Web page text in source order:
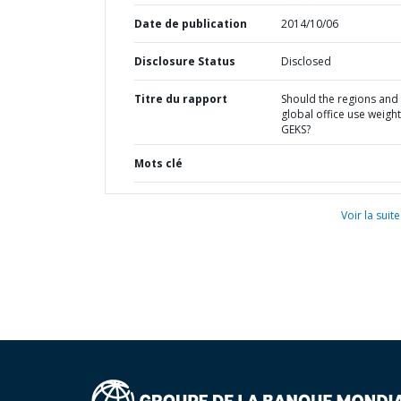
Date de publication 2014/10/06
Disclosure Status Disclosed
Titre du rapport
Should the regions and
global office use
GEKS?
Mots clé
Voir la suite